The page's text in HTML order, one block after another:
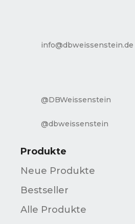
info@dbweissenstein.de
@DBWeissenstein
@dbweissenstein
Produkte
Neue Produkte
Bestseller
Alle Produkte